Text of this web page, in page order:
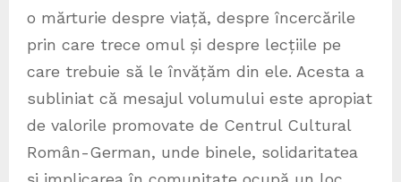
o mărturie despre viață, despre încercările
prin care trece omul și despre lecțiile pe
care trebuie să le învățăm din ele. Acesta a
subliniat că mesajul volumului este apropiat
de valorile promovate de Centrul Cultural
Român-German, unde binele, solidaritatea